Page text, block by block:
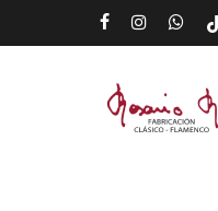
to
facebookinstagram